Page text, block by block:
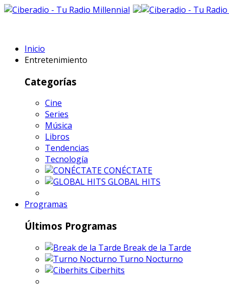
Inicio
Entretenimiento
Categorías
Cine
Series
Música
Libros
Tendencias
Tecnología
CONÉCTATE
GLOBAL HITS
Programas
Últimos Programas
Break de la Tarde
Turno Nocturno
Ciberhits